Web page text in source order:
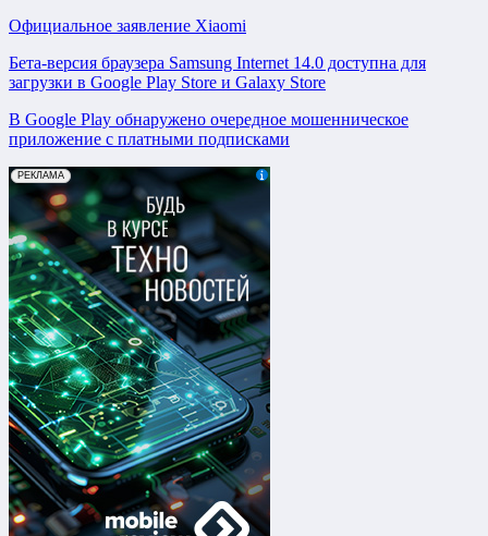
Официальное заявление Xiaomi
Бета-версия браузера Samsung Internet 14.0 доступна для
загрузки в Google Play Store и Galaxy Store
В Google Play обнаружено очередное мошенническое
приложение с платными подписками